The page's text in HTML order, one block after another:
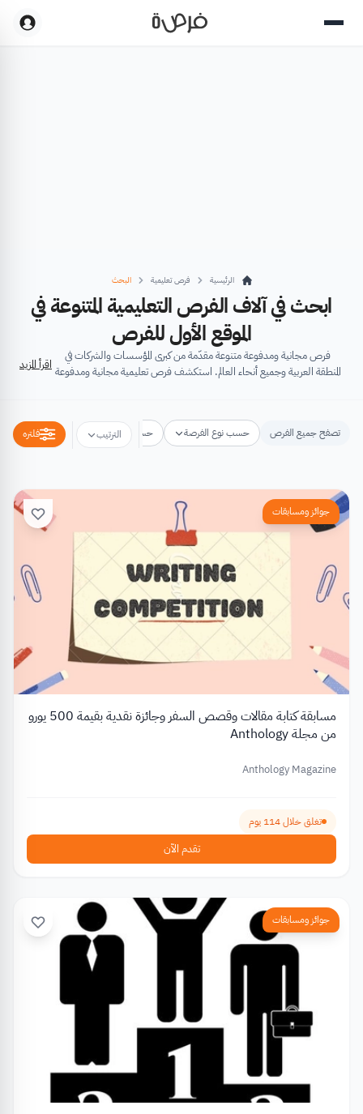
الرئيسية فرص تعليمية البحث
ابحث في آلاف الفرص التعليمية المتنوعة في
الموقع الأول للفرص
فرص مجانية ومدفوعة متنوعة مقدّمة من كبرى المؤسسات والشركات في
المنطقة العربية وجميع أنحاء العالم. استكشف فرص تعليمية مجانية ومدفوعة
الخبرات وبناء القدرات.
اقرأ المزيد
تصفح جميع الفرص حسب نوع الفرصة حسب مكان الفرصة حسب الترتيب فلتره
جوائز ومسابقات
مسابقة كتابة مقالات وقصص السفر وجائزة نقدية بقيمة 500 يورو
من مجلة Anthology
Anthology Magazine
تغلق خلال 114 يوم
تقدم الآن
جوائز ومسابقات